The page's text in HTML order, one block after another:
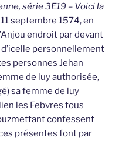
série 3E19 – Voici la
11 septembre 1574, en
endroit par devant
personnellement
personnes Jehan
de luy authorisée,
sa femme de luy
les Febvres tous
confessent
présentes font par